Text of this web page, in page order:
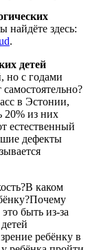
найдёте здесь:
.
детей
но с годами
в Эстонии,
20% из них
естественный
дефекты
В каком
Почему
быть из-за
ребёнку в